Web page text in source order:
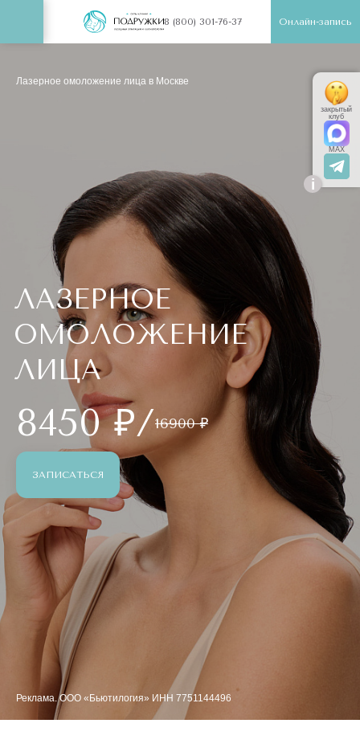
8 (800) 301-76-37 Онлайн-запись
Лазерное омоложение лица в Москве
ЛАЗЕРНОЕ
ОМОЛОЖЕНИЕ
ЛИЦА
8450 ₽/16900 ₽
ЗАПИСАТЬСЯ
Реклама. ООО «Бьютилогия» ИНН 7751144496
i
закрытый
клуб
MAX